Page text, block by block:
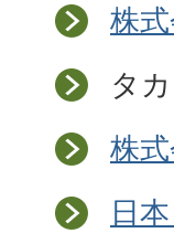
株
タ
株
日